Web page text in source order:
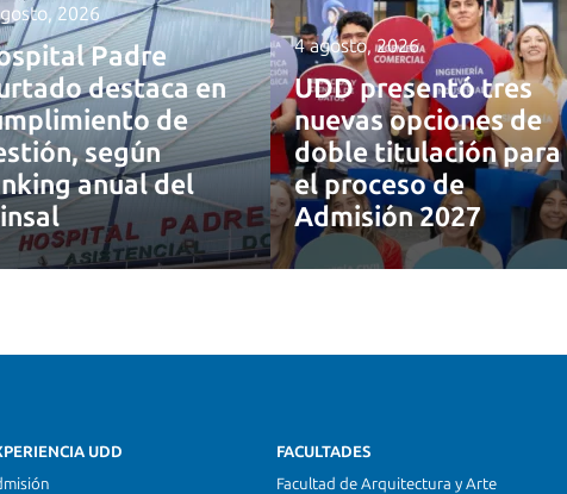
2026
Padre
destaca en
de
según
anual del
4 agosto, 2026
UDD presentó tres
nuevas opciones de
doble titulación para
el proceso de
Admisión 2027
UDD
FACULTADES
Facultad de Arquitectura y Arte